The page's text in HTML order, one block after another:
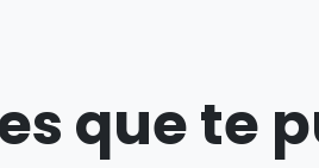
que te